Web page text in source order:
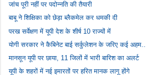
जांच पूरी नहीं पर पदोन्नति की तैयारी
बाबू ने शिक्षिका को छेड़ा ब्लैकमेल कर धमकी दी
परख सर्वेक्षण में यूपी देश के शीर्ष 10 राज्यों में
योगी सरकार ने कैबिनेट बाई सर्कुलेशन के जरिए कई अहम...
मानसून यूपी पर छाया, 11 जिलों में भारी बारिश का अलर्ट
यूपी के शहरों में नई इमारतों पर हरित मानक लागू होंगे